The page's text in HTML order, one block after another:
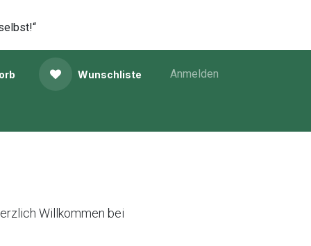
Wunschliste Anmelden
Willkommen bei